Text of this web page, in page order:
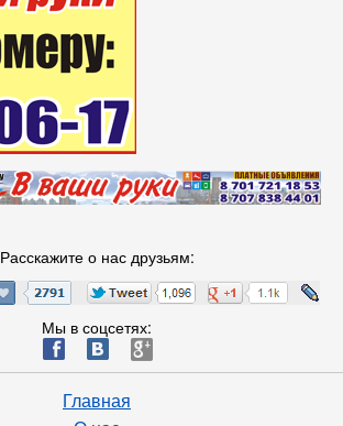
Расскажите о нас друзьям:
Мы в соцсетях:
ä æ è
Главная